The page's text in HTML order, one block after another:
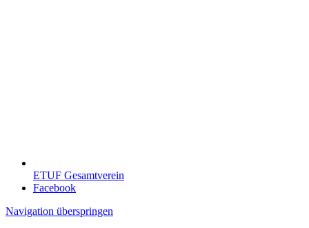
ETUF Gesamtverein
Facebook
Navigation überspringen